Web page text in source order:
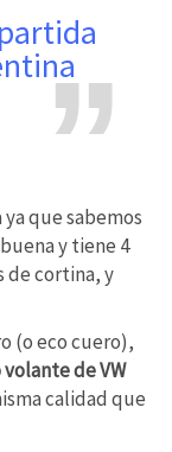
ya que sabemos
y tiene 4
de cortina, y
(o eco cuero),
de VW
calidad que